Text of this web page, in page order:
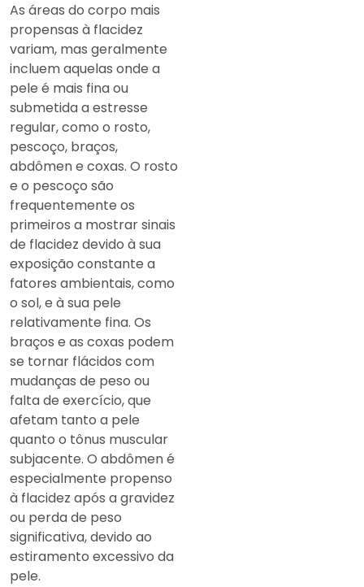
As áreas do corpo mais
propensas à flacidez
variam, mas geralmente
incluem aquelas onde a
pele é mais fina ou
submetida a estresse
regular, como o rosto,
pescoço, braços,
abdômen e coxas. O rosto
e o pescoço são
frequentemente os
primeiros a mostrar sinais
de flacidez devido à sua
exposição constante a
fatores ambientais, como
o sol, e à sua pele
relativamente fina. Os
braços e as coxas podem
se tornar flácidos com
mudanças de peso ou
falta de exercício, que
afetam tanto a pele
quanto o tônus muscular
subjacente. O abdômen é
especialmente propenso
à flacidez após a gravidez
ou perda de peso
significativa, devido ao
estiramento excessivo da
pele.